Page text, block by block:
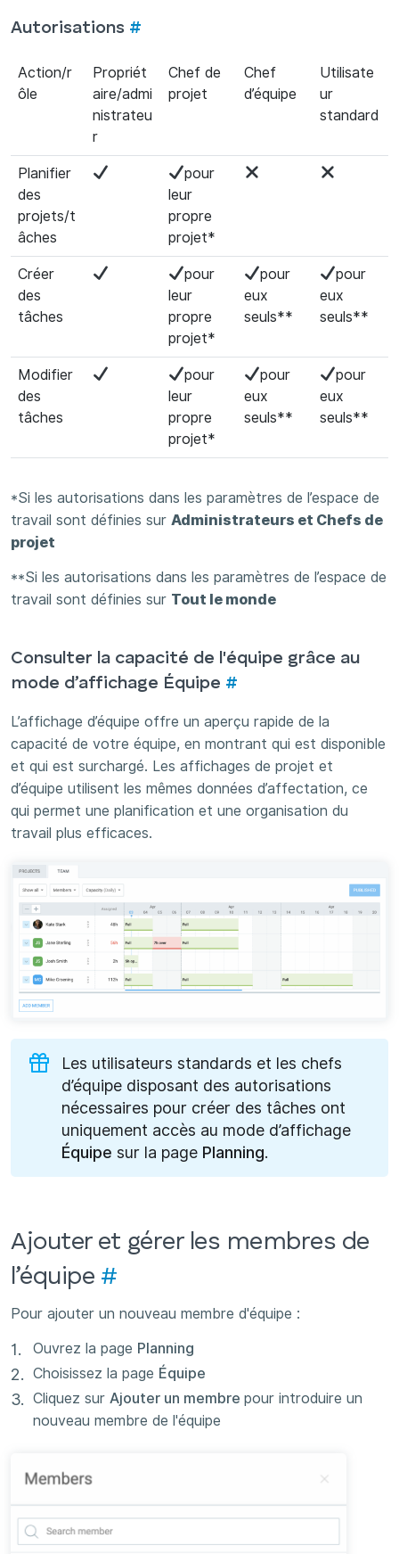
Autorisations #
Action/r
ôle
Propriét
aire/admi
nistrateu
r
Chef de
projet
Chef
d’équipe
Utilisate
ur
standard
Planifier
des
projets/t
âches
pour
leur
propre
projet*
Créer
des
tâches
pour
leur
propre
projet*
pour
eux
seuls**
pour
eux
seuls**
Modifier
des
tâches
pour
leur
propre
projet*
pour
eux
seuls**
pour
eux
seuls**
*Si les autorisations dans les paramètres de l’espace de
travail sont définies sur Administrateurs et Chefs de
projet
**Si les autorisations dans les paramètres de l’espace de
travail sont définies sur Tout le monde
Consulter la capacité de l'équipe grâce au
mode d’affichage Équipe #
L’affichage d’équipe offre un aperçu rapide de la
capacité de votre équipe, en montrant qui est disponible
et qui est surchargé. Les affichages de projet et
d’équipe utilisent les mêmes données d’affectation, ce
qui permet une planification et une organisation du
travail plus efficaces.
Les utilisateurs standards et les chefs
d’équipe disposant des autorisations
nécessaires pour créer des tâches ont
uniquement accès au mode d’affichage
Équipe sur la page Planning.
Ajouter et gérer les membres de
l’équipe #
Pour ajouter un nouveau membre d'équipe :
Ouvrez la page Planning
Choisissez la page Équipe
Cliquez sur Ajouter un membre pour introduire un
nouveau membre de l'équipe